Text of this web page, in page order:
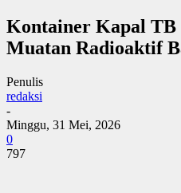
Kontainer Kapal
Muatan Radioaktif
Penulis
redaksi
-
Minggu, 31 Mei, 2026
0
797